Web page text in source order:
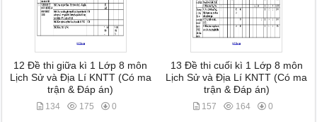
12 Đề thi giữa kì 1 Lớp 8 môn
Lịch Sử và Địa Lí KNTT (Có ma
trận & Đáp án)
134 175 0
13 Đề thi cuối kì 1 Lớp 8 môn
Lịch Sử và Địa Lí KNTT (Có ma
trận & Đáp án)
157 164 0